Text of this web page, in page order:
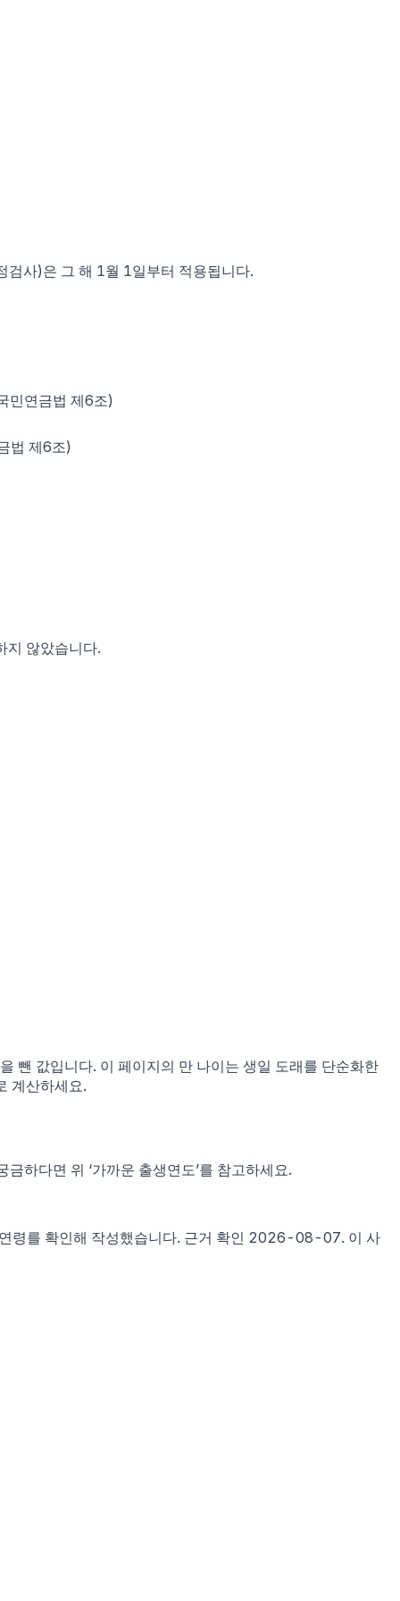
검사)은 그 해 1월 1일부터 적용됩니다.
민연금법 제6조)
법 제6조)
지 않았습니다.
뺀 값입니다. 이 페이지의 만 나이는 생일 도래를 단순화한
계산하세요.
금하다면 위 ‘가까운 출생연도’를 참고하세요.
령를 확인해 작성했습니다. 근거 확인 2026-08-07. 이 사